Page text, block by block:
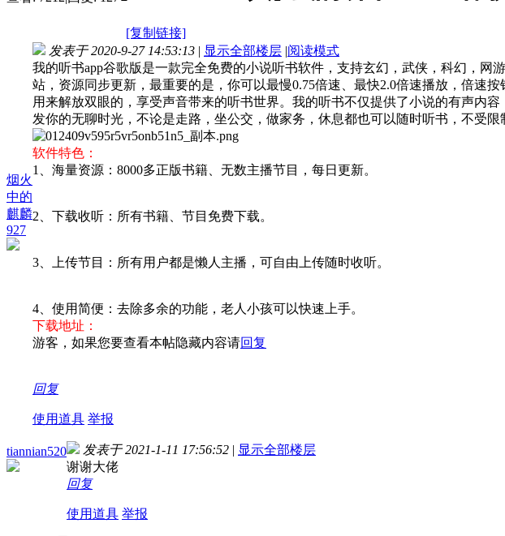
[复制链接]
烟火
中的
麒麟
927
发表于 2020-9-27 14:53:13 | 显示全部楼层 |阅读模式
我的听书app谷歌版是一款完全免费的小说听书软件，支持玄幻，武侠，科幻，
站，资源同步更新，最重要的是，你可以最慢0.75倍速、最快2.0倍速播放，倍速
用来解放双眼的，享受声音带来的听书世界。我的听书不仅提供了小说的有声内
发你的无聊时光，不论是走路，坐公交，做家务，休息都也可以随时听书，不受
软件特色：
1、海量资源：8000多正版书籍、无数主播节目，每日更新。
2、下载收听：所有书籍、节目免费下载。
3、上传节目：所有用户都是懒人主播，可自由上传随时收听。
4、使用简便：去除多余的功能，老人小孩可以快速上手。
下载地址：
游客，如果您要查看本帖隐藏内容请回复
回复
使用道具 举报
tiannian520 发表于 2021-1-11 17:56:52 | 显示全部楼层
谢谢大佬
回复
使用道具 举报